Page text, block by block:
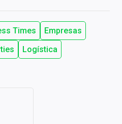
Times
Empresas
Logística